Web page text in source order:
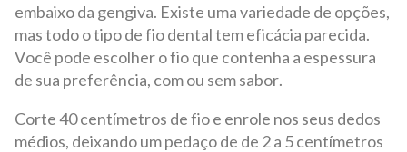
embaixo da gengiva. Existe uma variedade de opções,
mas todo o tipo de fio dental tem eficácia parecida.
Você pode escolher o fio que contenha a espessura
de sua preferência, com ou sem sabor.
Corte 40 centímetros de fio e enrole nos seus dedos
médios, deixando um pedaço de de 2 a 5 centímetros